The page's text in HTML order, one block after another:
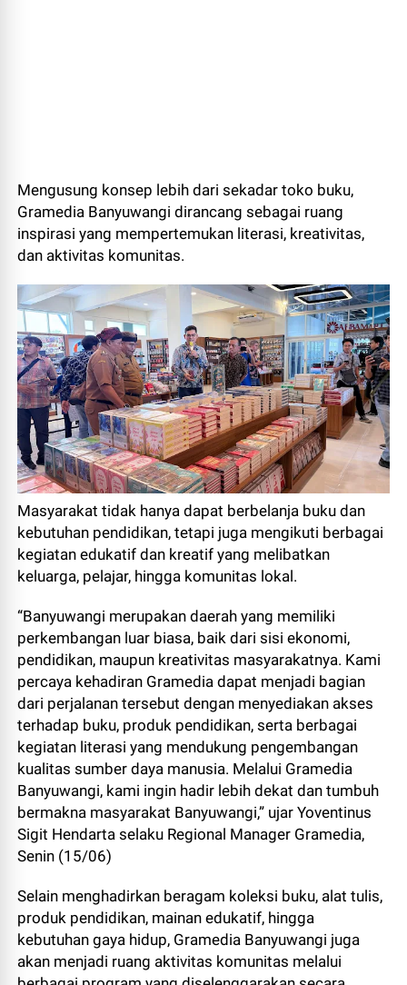
Mengusung konsep lebih dari sekadar toko buku,
Gramedia Banyuwangi dirancang sebagai ruang
inspirasi yang mempertemukan literasi, kreativitas,
dan aktivitas komunitas.
Masyarakat tidak hanya dapat berbelanja buku dan
kebutuhan pendidikan, tetapi juga mengikuti berbagai
kegiatan edukatif dan kreatif yang melibatkan
keluarga, pelajar, hingga komunitas lokal.
“Banyuwangi merupakan daerah yang memiliki
perkembangan luar biasa, baik dari sisi ekonomi,
pendidikan, maupun kreativitas masyarakatnya. Kami
percaya kehadiran Gramedia dapat menjadi bagian
dari perjalanan tersebut dengan menyediakan akses
terhadap buku, produk pendidikan, serta berbagai
kegiatan literasi yang mendukung pengembangan
kualitas sumber daya manusia. Melalui Gramedia
Banyuwangi, kami ingin hadir lebih dekat dan tumbuh
bermakna masyarakat Banyuwangi,” ujar Yoventinus
Sigit Hendarta selaku Regional Manager Gramedia,
Senin (15/06)
Selain menghadirkan beragam koleksi buku, alat tulis,
produk pendidikan, mainan edukatif, hingga
kebutuhan gaya hidup, Gramedia Banyuwangi juga
akan menjadi ruang aktivitas komunitas melalui